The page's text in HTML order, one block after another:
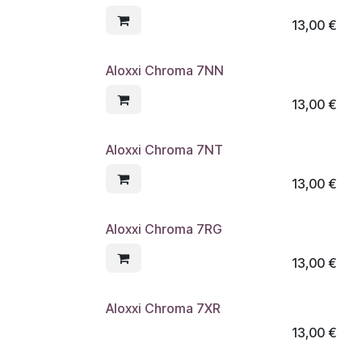
13,00€
Aloxxi Chroma 7NN
13,00€
Aloxxi Chroma 7NT
13,00€
Aloxxi Chroma 7RG
13,00€
Aloxxi Chroma 7XR
13,00€